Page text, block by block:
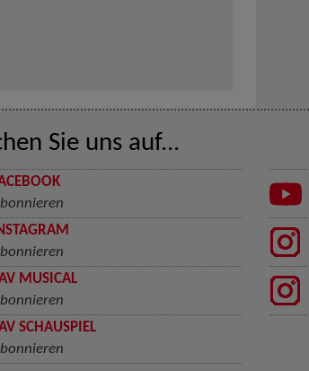
Sie uns auf...
MUSICAL
SCHAUSPIEL